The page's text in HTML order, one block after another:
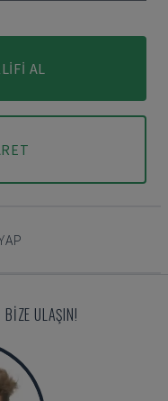
AL
ULAŞIN!